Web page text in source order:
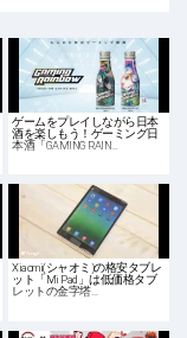
ゲームをプレイしながら日本
酒を楽しもう！ゲーミング日
本酒「GAMING RAIN…
Xiaomi(シャオミ)の格安タブレ
ット「Mi Pad」は低価格タブ
レットの金字塔…